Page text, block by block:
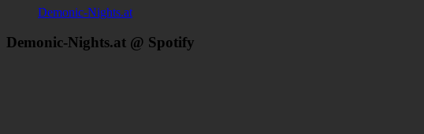
Demonic-Nights.at
Demonic-Nights.at @ Spotify